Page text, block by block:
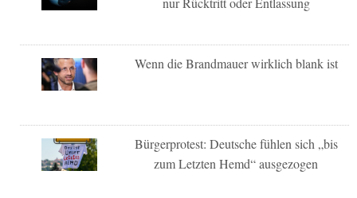
Wenn die Brandmauer wirklich blank ist
Bürgerprotest: Deutsche fühlen sich „bis
zum Letzten Hemd“ ausgezogen